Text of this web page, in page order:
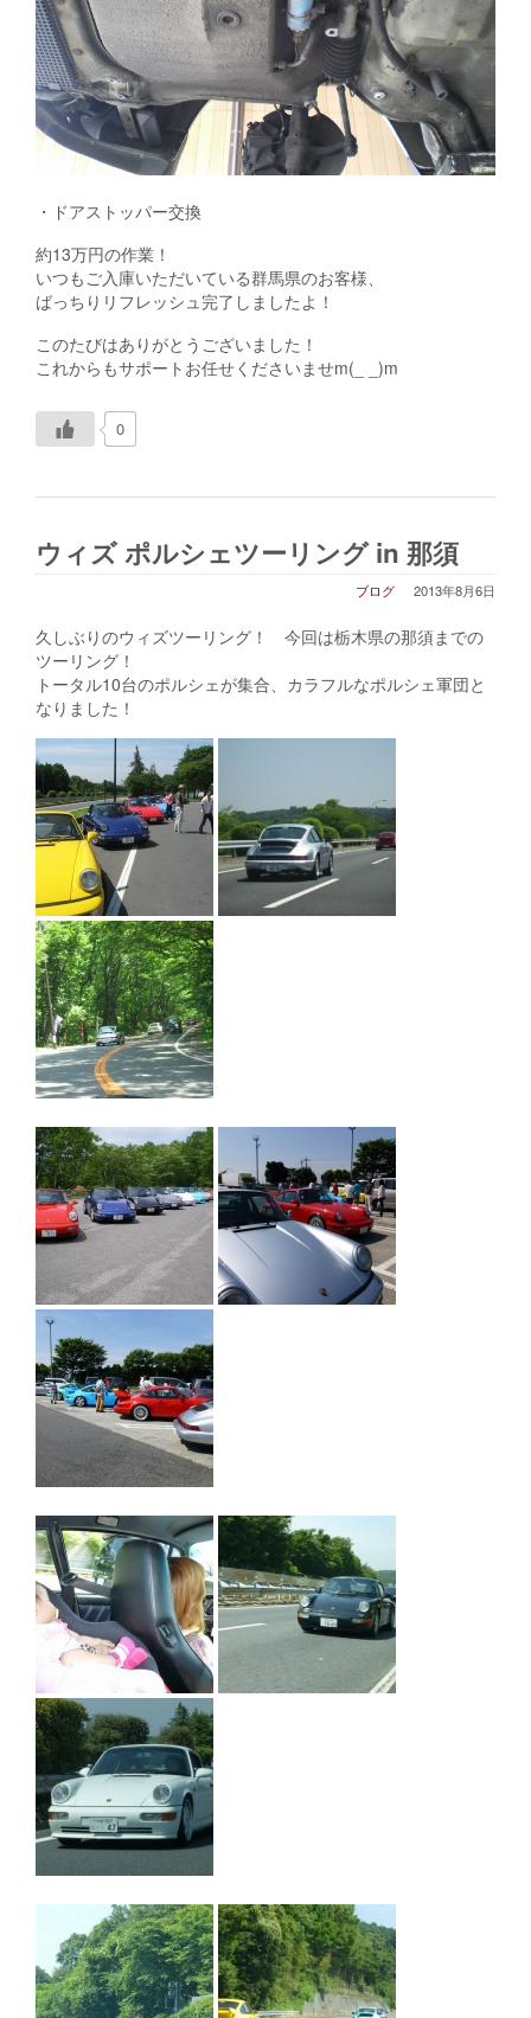
・ドアストッパー交換
約13万円の作業！
いつもご入庫いただいている群馬県のお客様、
ばっちりリフレッシュ完了しましたよ！
このたびはありがとうございました！
これからもサポートお任せくださいませm(_ _)m
0
ウィズ ポルシェツーリング in 那須
2013年8月6日
ブログ
久しぶりのウィズツーリング！ 今回は栃木県の那須までの
ツーリング！
トータル10台のポルシェが集合、カラフルなポルシェ軍団と
なりました！